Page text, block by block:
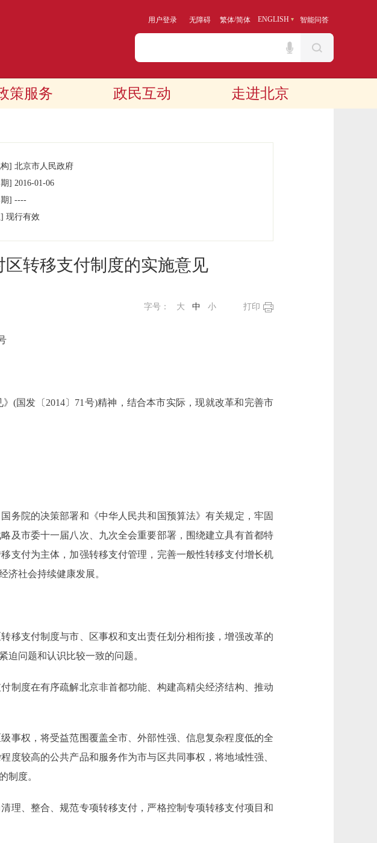
用户登录 无障碍 繁体/简体 ENGLISH 智能问答
策服务 政民互动 走进北京
] 北京市人民政府
] 2016-01-06
] ----
现行有效
转移支付制度的实施意见
打印
字号： 大 中 小
发〔2014〕71号)精神，结合本市实际，现就改革和完善市
院的决策部署和《中华人民共和国预算法》有关规定，牢固
及市委十一届八次、九次全会重要部署，围绕建立具有首都特
支付为主体，加强转移支付管理，完善一般性转移支付增长机
济社会持续健康发展。
支付制度与市、区事权和支出责任划分相衔接，增强改革的
问题和认识比较一致的问题。
度在有序疏解北京非首都功能、构建高精尖经济结构、推动
权，将受益范围覆盖全市、外部性强、信息复杂程度低的全
度较高的公共产品和服务作为市与区共同事权，将地域性强、
制度。
、整合、规范专项转移支付，严格控制专项转移支付项目和